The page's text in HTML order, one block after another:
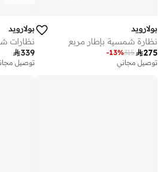
بولارويد
نظارة شمسية بإطار مربع
275
315
-13%
توصيل مجاني
بولارويد
نظارات
339
توصيل